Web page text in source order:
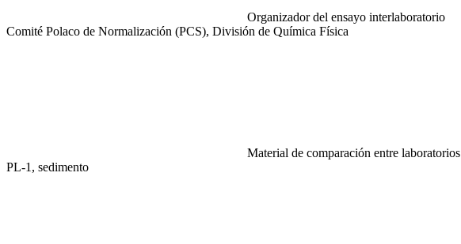
Organizador del ensayo interlaboratorio
Comité Polaco de Normalización (PCS), División de Química Física
Material de comparación entre laboratorios
PL-1, sedimento